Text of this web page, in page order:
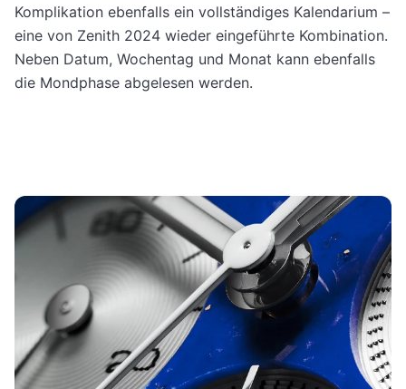
Komplikation ebenfalls ein vollständiges Kalendarium –
eine von Zenith 2024 wieder eingeführte Kombination.
Neben Datum, Wochentag und Monat kann ebenfalls
die Mondphase abgelesen werden.